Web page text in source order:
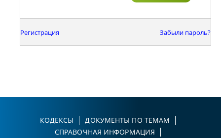
Регистрация Забыли пароль?
КОДЕКСЫ
ДОКУМЕНТЫ ПО ТЕМАМ
СПРАВОЧНАЯ ИНФОРМАЦИЯ